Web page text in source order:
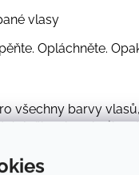
vlasy
Opláchněte.
všechny barvy
složky absorbují
Jeho složky pečují o
olej ze